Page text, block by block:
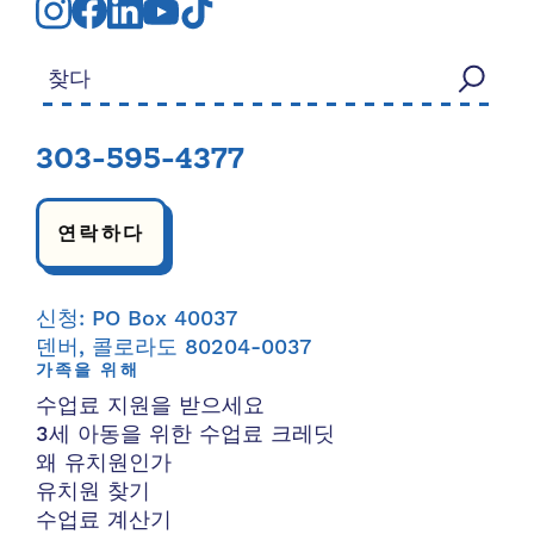
검색:
303-595-4377
연락하다
신청: PO Box 40037
덴버, 콜로라도 80204-0037
가족을 위해
수업료 지원을 받으세요
3세 아동을 위한 수업료 크레딧
왜 유치원인가
유치원 찾기
수업료 계산기